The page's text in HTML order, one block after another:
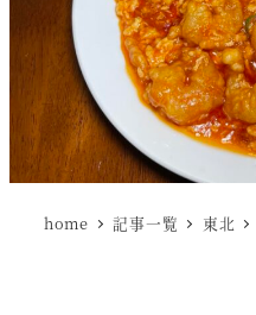
home 記事一覧 東北